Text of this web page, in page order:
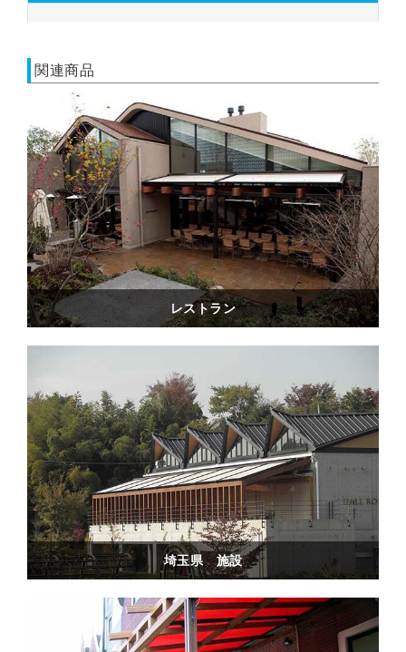
関連商品
レストラン
埼玉県 施設